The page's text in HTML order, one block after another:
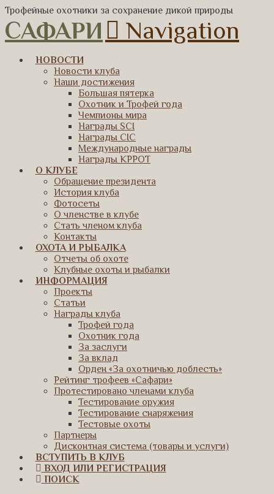
Трофейные охотники за сохранение дикой природы
САФАРИ Navigation
НОВОСТИ
Новости клуба
Наши достижения
Большая пятерка
Охотник и Трофей года
Чемпионы мира
Награды SCI
Награды CIC
Международные награды
Награды КРРОТ
О КЛУБЕ
Обращение президента
История клуба
Фотосеты
О членстве в клубе
Стать членом клуба
Контакты
ОХОТА И РЫБАЛКА
Отчеты об охоте
Клубные охоты и рыбалки
ИНФОРМАЦИЯ
Проекты
Статьи
Награды клуба
Трофей года
Охотник года
За заслуги
За вклад
Орден «За охотничью доблесть»
Рейтинг трофеев «Сафари»
Протестировано членами клуба
Тестирование оружия
Тестирование снаряжения
Тестовые охоты
Партнеры
Дисконтная система (товары и услуги)
ВСТУПИТЬ В КЛУБ
ВХОД ИЛИ РЕГИСТРАЦИЯ
ПОИСК